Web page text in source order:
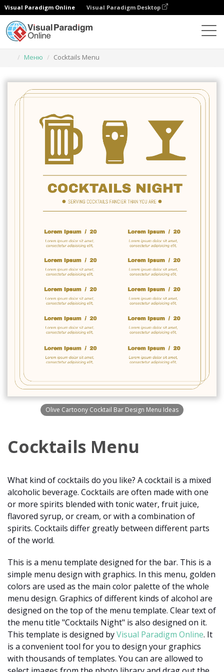
Visual Paradigm Online Visual Paradigm Desktop
Меню
Cocktails Menu
Olive Cartoony Cocktail Bar Design Menu Ideas
Cocktails Menu
What kind of cocktails do you like? A cocktail is a mixed
alcoholic beverage. Cocktails are often made with one
or more spirits blended with tonic water, fruit juice,
flavored syrup, or cream, or with a combination of
spirits. Cocktails differ greatly between different parts
of the world.
This is a menu template designed for the bar. This is a
simple menu design with graphics. In this menu, golden
colors are used as the main color palette of the whole
menu design. Graphics of different kinds of alcohol are
designed on the top of the menu template. Clear text of
the menu title "Cocktails Night" is also designed on it.
This template is designed byVisual Paradigm Online. It
is a convenient tool for you to design your graphics
with thousands of templates. You can are allowed to